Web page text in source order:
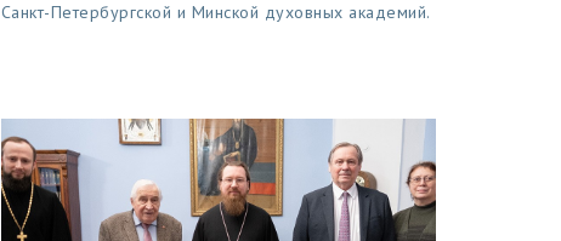
Санкт-Петербургской и Минской духовных академий.